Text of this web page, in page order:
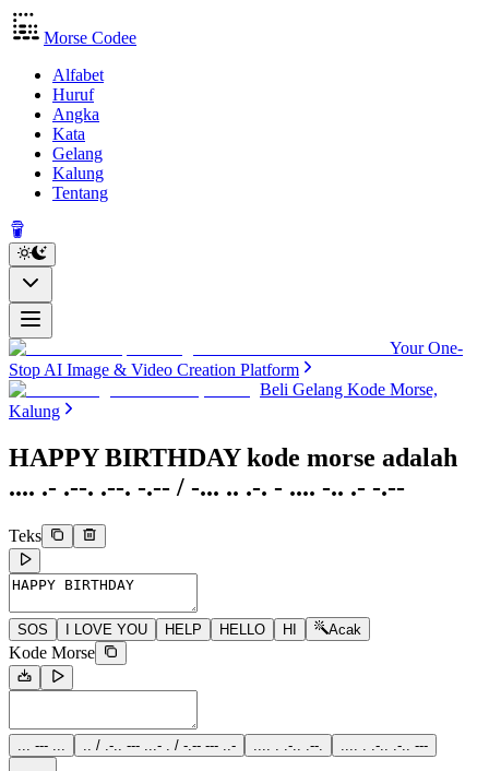
Morse Codee
Alfabet
Huruf
Angka
Kata
Gelang
Kalung
Tentang
Your One-
Stop AI Image & Video Creation Platform
Beli Gelang Kode Morse,
Kalung
HAPPY BIRTHDAY kode morse adalah
.... .- .--. .--. -.-- / -... .. .-. - .... -.. .- -.--
Teks
SOS I LOVE YOU HELP HELLO HI Acak
Kode Morse
... --- ... .. / .-.. --- ...- . / -.-- --- ..- .... . .-.. .--.
.... . .-.. .-.. ---